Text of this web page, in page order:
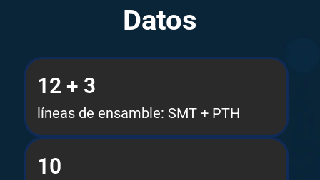
Datos
12 + 3
líneas de ensamble: SMT + PTH
10